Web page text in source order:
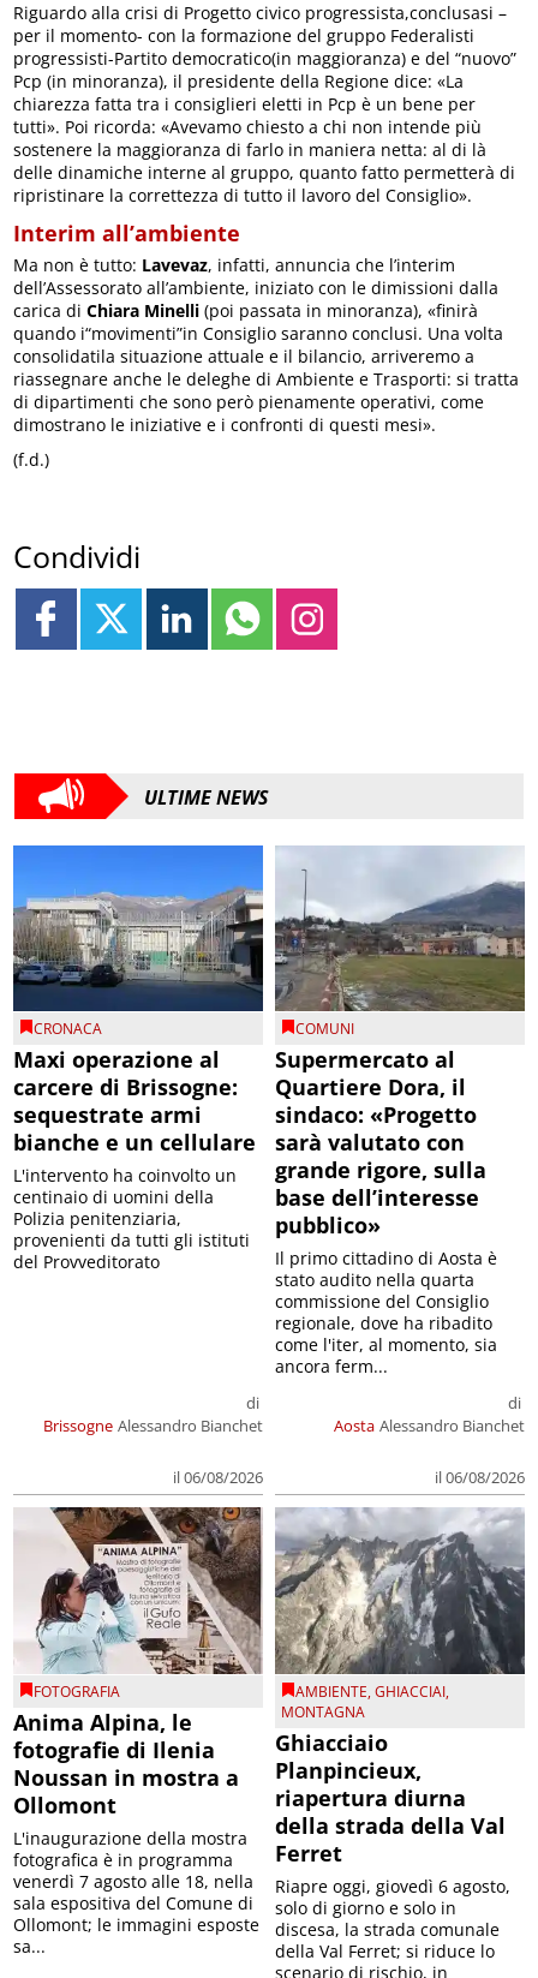
Riguardo alla crisi di Progetto civico progressista,conclusasi –
per il momento- con la formazione del gruppo Federalisti
progressisti-Partito democratico(in maggioranza) e del “nuovo”
Pcp (in minoranza), il presidente della Regione dice: «La
chiarezza fatta tra i consiglieri eletti in Pcp è un bene per
tutti». Poi ricorda: «Avevamo chiesto a chi non intende più
sostenere la maggioranza di farlo in maniera netta: al di là
delle dinamiche interne al gruppo, quanto fatto permetterà di
ripristinare la correttezza di tutto il lavoro del Consiglio».
Interim all’ambiente
Ma non è tutto: Lavevaz, infatti, annuncia che l’interim
dell’Assessorato all’ambiente, iniziato con le dimissioni dalla
carica di Chiara Minelli (poi passata in minoranza), «finirà
quando i“movimenti”in Consiglio saranno conclusi. Una volta
consolidatila situazione attuale e il bilancio, arriveremo a
riassegnare anche le deleghe di Ambiente e Trasporti: si tratta
di dipartimenti che sono però pienamente operativi, come
dimostrano le iniziative e i confronti di questi mesi».
(f.d.)
Condividi
ULTIME NEWS
CRONACA
Maxi operazione al
carcere di Brissogne:
sequestrate armi
bianche e un cellulare
Brissogne
di
Alessandro Bianchet
il 06/08/2026
L'intervento ha coinvolto un
centinaio di uomini della
Polizia penitenziaria,
provenienti da tutti gli istituti
del Provveditorato
COMUNI
Supermercato al
Quartiere Dora, il
sindaco: «Progetto
sarà valutato con
grande rigore, sulla
base dell’interesse
pubblico»
Aosta
di
Alessandro Bianchet
il 06/08/2026
Il primo cittadino di Aosta è
stato audito nella quarta
commissione del Consiglio
regionale, dove ha ribadito
come l'iter, al momento, sia
ancora ferm...
FOTOGRAFIA
Anima Alpina, le
fotografie di Ilenia
Noussan in mostra a
Ollomont
L'inaugurazione della mostra
fotografica è in programma
venerdì 7 agosto alle 18, nella
sala espositiva del Comune di
Ollomont; le immagini esposte
sa...
AMBIENTE,GHIACCIAI,
MONTAGNA
Ghiacciaio
Planpincieux,
riapertura diurna
della strada della Val
Ferret
Riapre oggi, giovedì 6 agosto,
solo di giorno e solo in
discesa, la strada comunale
della Val Ferret; si riduce lo
scenario di rischio, in